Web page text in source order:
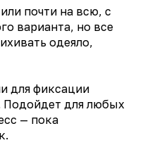
почти на всю, с
варианта, но все
одеяло,
для фиксации
Подойдет для любых
— пока